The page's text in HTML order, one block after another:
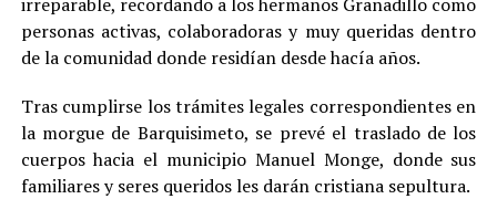
personas activas, colaboradoras y muy queridas dentro
de la comunidad donde residían desde hacía años.
Tras cumplirse los trámites legales correspondientes en
la morgue de Barquisimeto, se prevé el traslado de los
cuerpos hacia el municipio Manuel Monge, donde sus
familiares y seres queridos les darán cristiana sepultura.